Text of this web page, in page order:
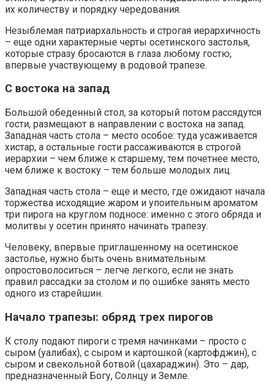
их количеству и порядку чередования.
Незыблемая патриархальность и строгая иерархичность
– еще одни характерные черты осетинского застолья,
которые стразу бросаются в глаза любому гостю,
впервые участвующему в родовой трапезе.
С востока на запад
Большой обеденный стол, за который потом рассядутся
гости, размещают в направлении с востока на запад.
Западная часть стола – место особое: туда усаживается
хистар, а остальные гости рассаживаются в строгой
иерархии – чем ближе к старшему, тем почетнее место,
чем ближе к востоку – тем больше молодых лиц.
Западная часть стола – еще и место, где ожидают начала
торжества исходящие жаром и упоительным ароматом
три пирога на круглом подносе: именно с этого обряда и
молитвы у осетин принято начинать трапезу.
Человеку, впервые приглашенному на осетинское
застолье, нужно быть очень внимательным:
опростоволоситься – легче легкого, если не знать
правил рассадки за столом и по ошибке занять место
одного из старейшин.
Начало трапезы: обряд трех пирогов
К столу подают пироги с тремя начинками – просто с
сыром (уалибах), с сыром и картошкой (картофджин), с
сыром и свекольной ботвой (цахараджин). Это – дар,
предназначенный Богу, Солнцу и Земле.